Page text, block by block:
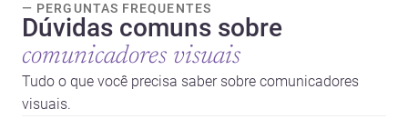
— PERGUNTAS FREQUENTES
Dúvidas comuns sobre
comunicadores visuais
Tudo o que você precisa saber sobre comunicadores
visuais.